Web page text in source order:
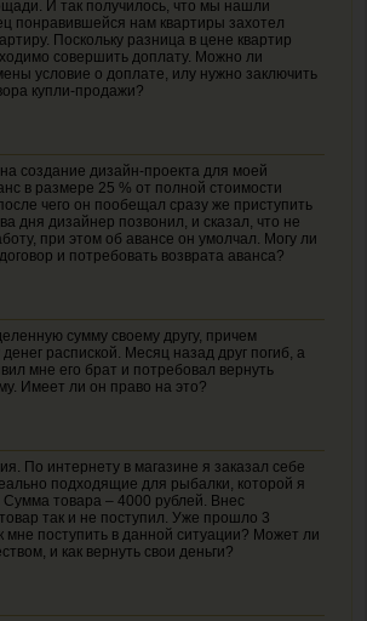
И так получилось, что мы нашли
понравившейся нам квартиры захотел
Поскольку разница в цене квартир
совершить доплату. Можно ли
условие о доплате, илу нужно заключить
купли-продажи?
создание дизайн-проекта для моей
в размере 25 % от полной стоимости
чего он пообещал сразу же приступить
дня дизайнер позвонил, и сказал, что не
при этом об авансе он умолчал. Могу ли
и потребовать возврата аванса?
сумму своему другу, причем
распиской. Месяц назад друг погиб, а
мне его брат и потребовал вернуть
Имеет ли он право на это?
По интернету в магазине я заказал себе
подходящие для рыбалки, которой я
Сумма товара – 4000 рублей. Внес
так и не поступил. Уже прошло 3
мне поступить в данной ситуации? Может ли
и как вернуть свои деньги?